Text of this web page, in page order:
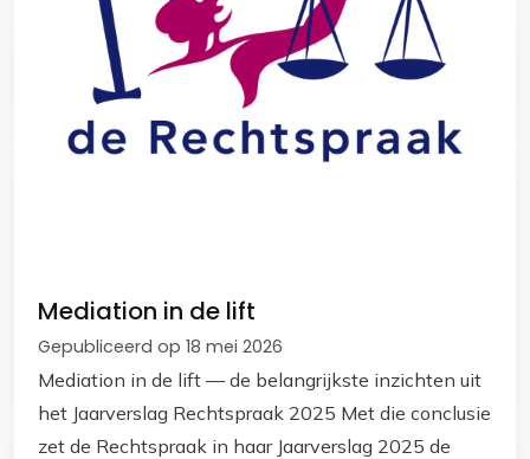
Mediation in de lift
Gepubliceerd op 18 mei 2026
Mediation in de lift — de belangrijkste inzichten uit
het Jaarverslag Rechtspraak 2025 Met die conclusie
zet de Rechtspraak in haar Jaarverslag 2025 de